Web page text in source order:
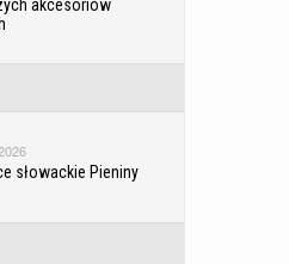
akcesoriów
słowackie Pieniny